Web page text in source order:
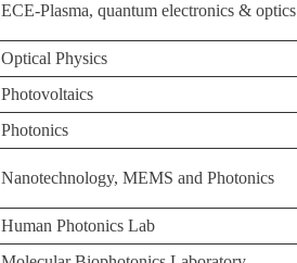
ECE-Plasma, quantum electronics & optics
Optical Physics
Photovoltaics
Photonics
Nanotechnology, MEMS and Photonics
Human Photonics Lab